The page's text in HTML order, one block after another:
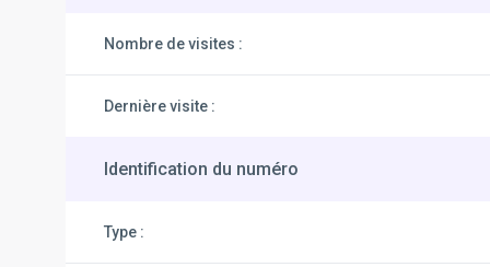
Nombre de visites :
Dernière visite :
Identification du numéro
Type :